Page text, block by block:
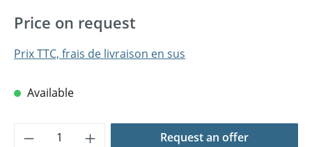
Price on request
Prix TTC, frais de livraison en sus
Available
Quantité de produit : Entrez la
Request an offer